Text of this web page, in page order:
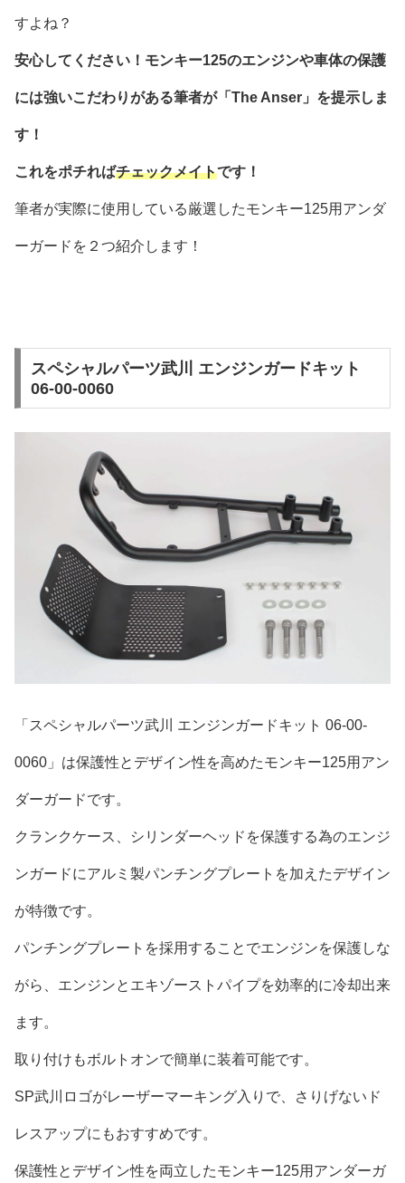
すよね？
安心してください！モンキー125のエンジンや車体の保護
には強いこだわりがある筆者が「The Anser」を提示しま
す！
これをポチればチェックメイトです！
筆者が実際に使用している厳選したモンキー125用アンダ
ーガードを２つ紹介します！
スペシャルパーツ武川 エンジンガードキット
06-00-0060
「スペシャルパーツ武川 エンジンガードキット 06-00-
0060」は保護性とデザイン性を高めたモンキー125用アン
ダーガードです。
クランクケース、シリンダーヘッドを保護する為のエンジ
ンガードにアルミ製パンチングプレートを加えたデザイン
が特徴です。
パンチングプレートを採用することでエンジンを保護しな
がら、エンジンとエキゾーストパイプを効率的に冷却出来
ます。
取り付けもボルトオンで簡単に装着可能です。
SP武川ロゴがレーザーマーキング入りで、さりげないド
レスアップにもおすすめです。
保護性とデザイン性を両立したモンキー125用アンダーガ